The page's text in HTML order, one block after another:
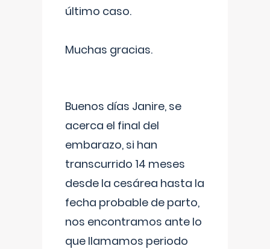
último caso.
Muchas gracias.
Buenos días Janire, se
acerca el final del
embarazo, si han
transcurrido 14 meses
desde la cesárea hasta la
fecha probable de parto,
nos encontramos ante lo
que llamamos periodo